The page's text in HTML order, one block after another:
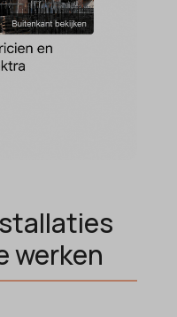
werken